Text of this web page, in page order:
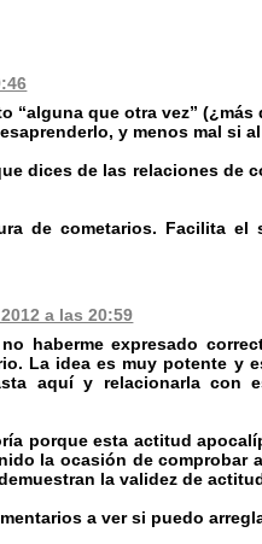
“alguna que otra vez”
y menos mal si
dices de las relaciones de
de cometarios. Facilita
a las 20:59
haberme expresado
La idea es muy potente y
aquí y relacionarla con
porque esta actitud
la ocasión de comprobar
la validez de
a ver si puedo